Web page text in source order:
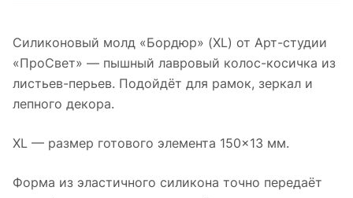
Силиконовый молд «Бордюр» (XL) от Арт-студии
«ПроСвет» — пышный лавровый колос-косичка из
листьев-перьев. Подойдёт для рамок, зеркал и
лепного декора.
XL — размер готового элемента 150×13 мм.
Форма из эластичного силикона точно передаёт